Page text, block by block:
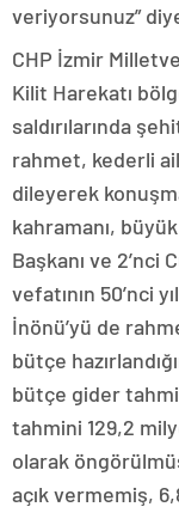
veriyorsunuz”
CHP İzmir
Kilit Harekatı
saldırılarında
rahmet, kederli
dileyerek
kahramanı,
Başkanı ve 2’nci
vefatının 50’nci
İnönü’yü de
bütçe
bütçe gider
tahmini 129,2
olarak
açık vermemiş,